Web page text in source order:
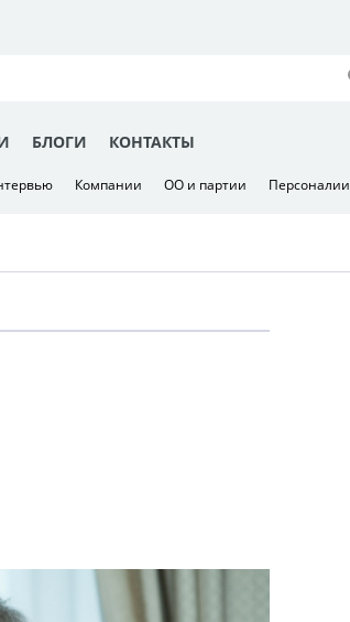
БЛОГИ КОНТАКТЫ
Компании ОО и партии Персоналии